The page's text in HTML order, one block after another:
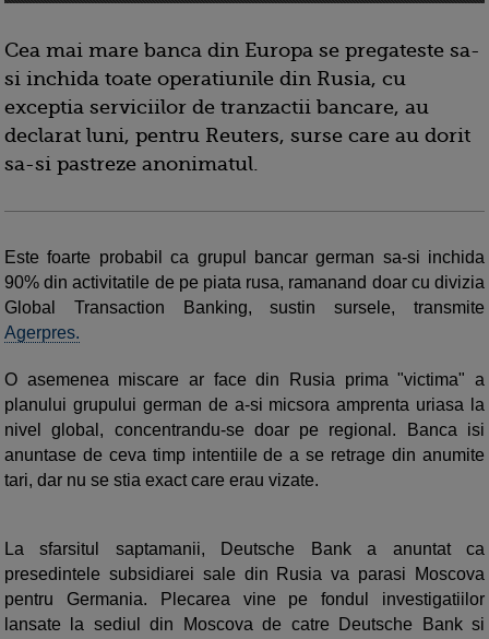
Cea mai mare banca din Europa se pregateste sa-
si inchida toate operatiunile din Rusia, cu
exceptia serviciilor de tranzactii bancare, au
declarat luni, pentru Reuters, surse care au dorit
sa-si pastreze anonimatul.
Este foarte probabil ca grupul bancar german sa-si inchida
90% din activitatile de pe piata rusa, ramanand doar cu divizia
Global Transaction Banking, sustin sursele, transmite
Agerpres.
O asemenea miscare ar face din Rusia prima "victima" a
planului grupului german de a-si micsora amprenta uriasa la
nivel global, concentrandu-se doar pe regional. Banca isi
anuntase de ceva timp intentiile de a se retrage din anumite
tari, dar nu se stia exact care erau vizate.
La sfarsitul saptamanii, Deutsche Bank a anuntat ca
presedintele subsidiarei sale din Rusia va parasi Moscova
pentru Germania. Plecarea vine pe fondul investigatiilor
lansate la sediul din Moscova de catre Deutsche Bank si